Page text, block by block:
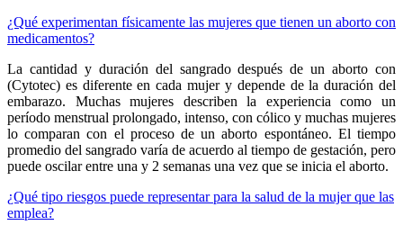
¿Qué experimentan físicamente las mujeres que tienen un aborto con
medicamentos?
La cantidad y duración del sangrado después de un aborto con
(Cytotec) es diferente en cada mujer y depende de la duración del
embarazo. Muchas mujeres describen la experiencia como un
período menstrual prolongado, intenso, con cólico y muchas mujeres
lo comparan con el proceso de un aborto espontáneo. El tiempo
promedio del sangrado varía de acuerdo al tiempo de gestación, pero
puede oscilar entre una y 2 semanas una vez que se inicia el aborto.
¿Qué tipo riesgos puede representar para la salud de la mujer que las
emplea?